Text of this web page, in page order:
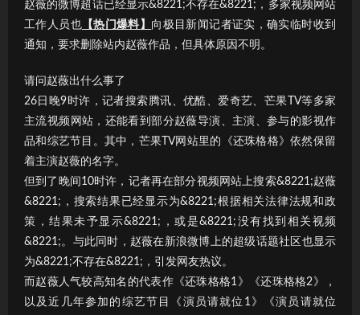
赵薇的微博超话已经显示&8221;不存在&8221;，多家视频网站
工作人员也【热门爆料】 向极目新闻记者证实，确实临时收到
通知，要求删除站内赵薇作品，但具体原因不明。
请问赵薇出什么事了
26日晚9时许，记者搜索腾讯、优酷、爱奇艺、芒果TV等多家
主流视频网站，还能看到部分赵薇导演、主演、参与的影视作
品和综艺节目。其中，芒果TV网站里的《还珠格格》依然保留
着主演赵薇的名字。
但到了晚间10时许，记者再在部分视频网站上搜索&8221;赵薇
&8221;，搜索结果已经显示为&8221;根据相关法律法规和政
策，结果未予显示&8221;，或是&8221;没有找到相关视频
&8221;。与此同时，赵薇在新浪微博上的超级话题社区也显示
为&8221;不存在&8221;，引发网友热议。
而赵薇人气较高知名的代表作《还珠格格1》《还珠格格2》，
以及近几年参加的综艺节目《演员请就位1》《演员请就位